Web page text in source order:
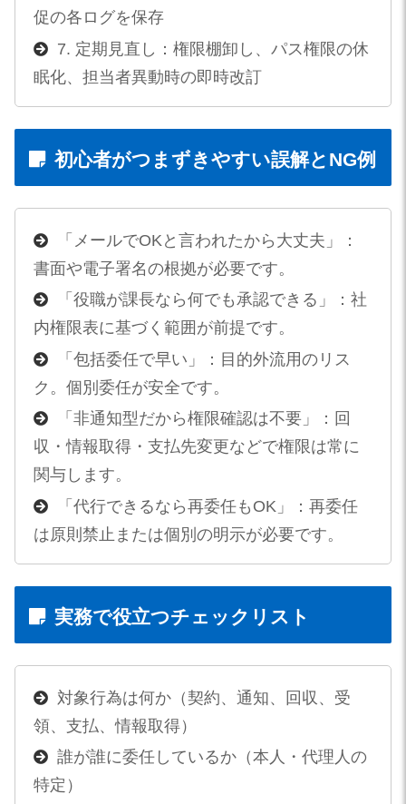
促の各ログを保存
7. 定期見直し：権限棚卸し、パス権限の休
眠化、担当者異動時の即時改訂
初心者がつまずきやすい誤解とNG例
「メールでOKと言われたから大丈夫」：
書面や電子署名の根拠が必要です。
「役職が課長なら何でも承認できる」：社
内権限表に基づく範囲が前提です。
「包括委任で早い」：目的外流用のリス
ク。個別委任が安全です。
「非通知型だから権限確認は不要」：回
収・情報取得・支払先変更などで権限は常に
関与します。
「代行できるなら再委任もOK」：再委任
は原則禁止または個別の明示が必要です。
実務で役立つチェックリスト
対象行為は何か（契約、通知、回収、受
領、支払、情報取得）
誰が誰に委任しているか（本人・代理人の
特定）